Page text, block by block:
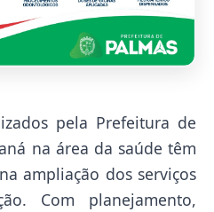
pela Prefeitura de
na área da saúde têm
ampliação dos serviços
Com planejamento,